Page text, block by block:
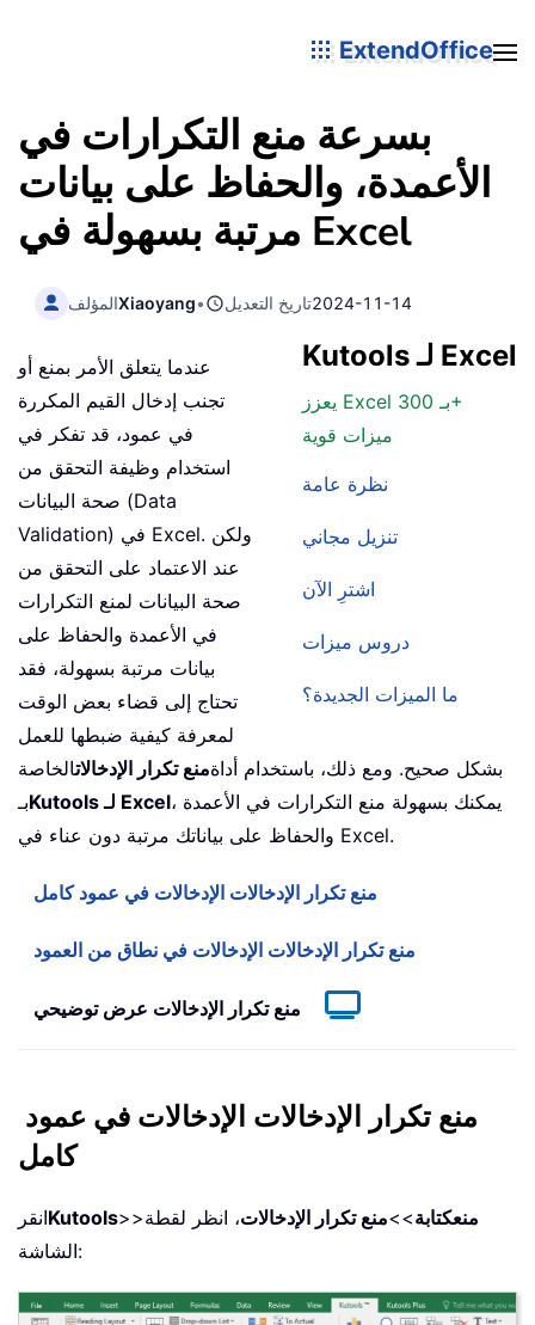
ExtendOffice
بسرعة منع التكرارات في
الأعمدة، والحفاظ على بيانات
مرتبة بسهولة في Excel
المؤلفXiaoyang• تاريخ التعديل2024-11-14
Kutools لـ Excel
يعزز Excel بـ 300+
ميزات قوية
نظرة عامة
تنزيل مجاني
اشترِ الآن
دروس ميزات
ما الميزات الجديدة؟
عندما يتعلق الأمر بمنع أو
تجنب إدخال القيم المكررة
في عمود، قد تفكر في
استخدام وظيفة التحقق من
صحة البيانات (Data
Validation) في Excel. ولكن
عند الاعتماد على التحقق من
صحة البيانات لمنع التكرارات
في الأعمدة والحفاظ على
بيانات مرتبة بسهولة، فقد
تحتاج إلى قضاء بعض الوقت
لمعرفة كيفية ضبطها للعمل
بشكل صحيح. ومع ذلك، باستخدام أداةمنع تكرار الإدخالاتالخاصة
بـ
Kutools لـ Excel، يمكنك بسهولة منع التكرارات في الأعمدة
والحفاظ على بياناتك مرتبة دون عناء في Excel.
منع تكرار الإدخالات الإدخالات في عمود كامل
منع تكرار الإدخالات الإدخالات في نطاق من العمود
منع تكرار الإدخالات عرض توضيحي
منع تكرار الإدخالات الإدخالات في عمود
كامل
انقرKutools>> منعكتابة>>منع تكرار الإدخالات، انظر لقطة
الشاشة: